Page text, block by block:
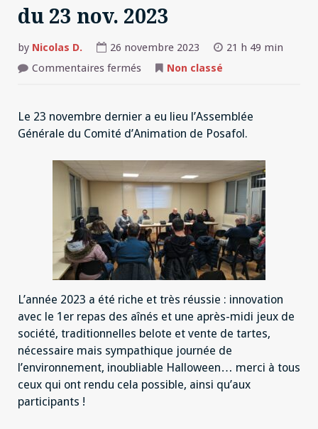
du 23 nov. 2023
by Nicolas D. 26 novembre 2023
21 h 49 min
Commentaires ferméssur
du
23
nov.
Non classé
Le 23 novembre dernier a eu lieu l’Assemblée
Générale du Comité d’Animation de Posafol.
L’année 2023 a été riche et très réussie : innovation
avec le 1er repas des aînés et une après-midi jeux de
société, traditionnelles belote et vente de tartes,
nécessaire mais sympathique journée de
l’environnement, inoubliable Halloween… merci à tous
ceux qui ont rendu cela possible, ainsi qu’aux
participants !